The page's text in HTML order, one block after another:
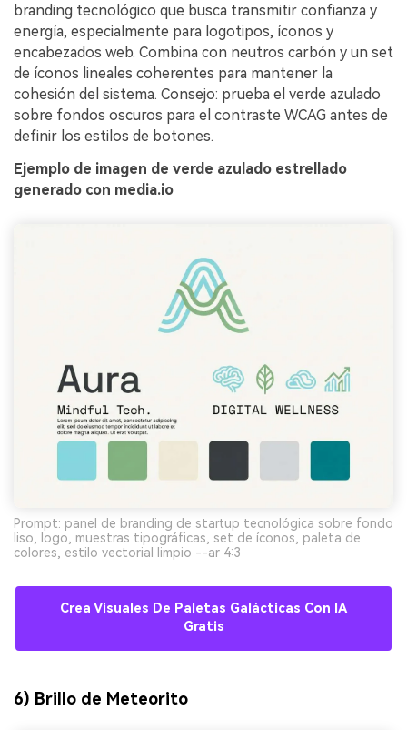
branding tecnológico que busca transmitir confianza y
energía, especialmente para logotipos, íconos y
encabezados web. Combina con neutros carbón y un set
de íconos lineales coherentes para mantener la
cohesión del sistema. Consejo: prueba el verde azulado
sobre fondos oscuros para el contraste WCAG antes de
definir los estilos de botones.
Ejemplo de imagen de verde azulado estrellado
generado con media.io
Prompt: panel de branding de startup tecnológica sobre fondo
liso, logo, muestras tipográficas, set de íconos, paleta de
colores, estilo vectorial limpio --ar 4:3
Crea Visuales De Paletas Galácticas Con IA
Gratis
6) Brillo de Meteorito